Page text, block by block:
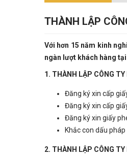
THÀNH LẬP
Với hơn 15 năm kinh
ngàn lượt khách hàng
1. THÀNH LẬP CÔNG TY
Đăng ký xin cấp
Đăng ký xin cấp
Đăng ký xin giấy
Khắc con dấu
2. THÀNH LẬP CÔNG TY